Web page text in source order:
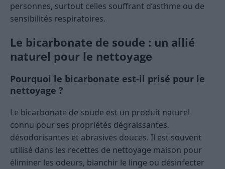
personnes, surtout celles souffrant d’asthme ou de
sensibilités respiratoires.
Le bicarbonate de soude : un allié
naturel pour le nettoyage
Pourquoi le bicarbonate est-il prisé pour le
nettoyage ?
Le bicarbonate de soude est un produit naturel
connu pour ses propriétés dégraissantes,
désodorisantes et abrasives douces. Il est souvent
utilisé dans les recettes de nettoyage maison pour
éliminer les odeurs, blanchir le linge ou désinfecter